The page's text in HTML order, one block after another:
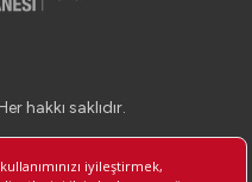
hakkı saklıdır.